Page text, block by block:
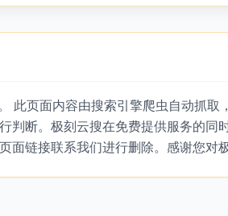
此页面内容由搜索引擎爬虫自动抓
断。极刻云搜在免费提供服务的
链接联系我们进行删除。感谢您对